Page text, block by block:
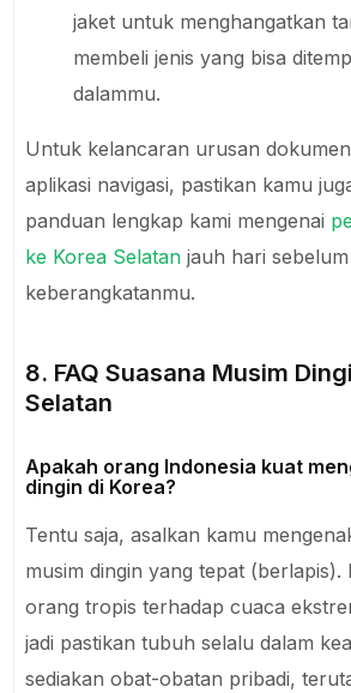
jaket untuk menghangatkan
membeli jenis yang bisa
dalammu.
Untuk kelancaran urusan
aplikasi navigasi, pastikan kamu
panduan lengkap kami mengenai
ke Korea Selatan jauh hari
keberangkatanmu.
8. FAQ Suasana Musim
Selatan
Apakah orang Indonesia kuat
dingin di Korea?
Tentu saja, asalkan kamu
musim dingin yang tepat (berlapis).
orang tropis terhadap cuaca
jadi pastikan tubuh selalu dalam
sediakan obat-obatan pribadi,